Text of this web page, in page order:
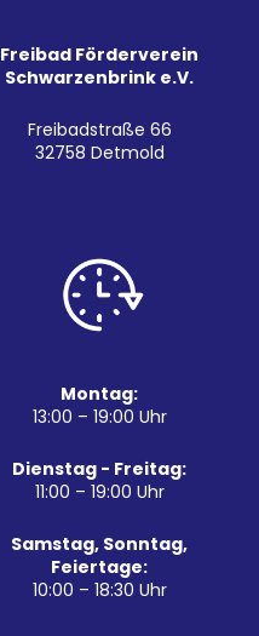
Freibad Förderverein
Schwarzenbrink e.V.
Freibadstraße 66
32758 Detmold
Montag:
13:00 – 19:00 Uhr
Dienstag - Freitag:
11:00 – 19:00 Uhr
Samstag, Sonntag,
Feiertage:
10:00 – 18:30 Uhr